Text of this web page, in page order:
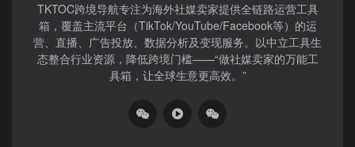
TKTOC跨境导航​专注为海外社媒卖家提供全链路运营工具
箱，覆盖主流平台（TikTok/YouTube/Facebook等）​的运
营、直播、广告投放、数据分析及变现服务。以中立工具生
态整合行业资源，降低跨境门槛——“做社媒卖家的万能工
具箱，让全球生意更高效。”